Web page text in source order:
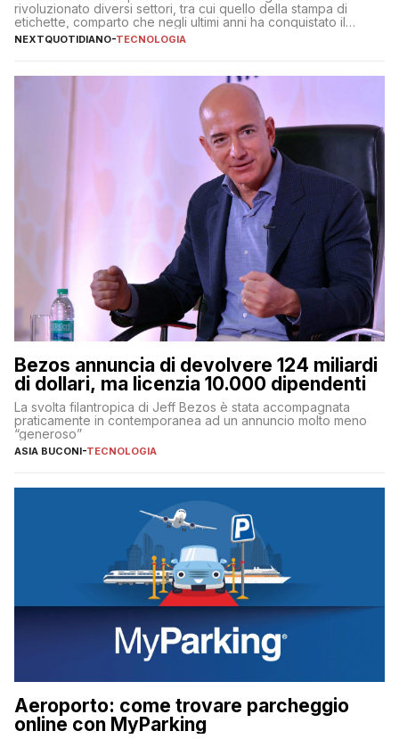
rivoluzionato diversi settori, tra cui quello della stampa di
etichette, comparto che negli ultimi anni ha conquistato il
mercato quasi come un mondo a sé, indipendentemente dagli
altri prodotti stampati. Sono diverse, infatti, le aziende
proposte e […]
NEXTQUOTIDIANO-TECNOLOGIA
Bezos annuncia di devolvere 124 miliardi
di dollari, ma licenzia 10.000 dipendenti
La svolta filantropica di Jeff Bezos è stata accompagnata
praticamente in contemporanea ad un annuncio molto meno
“generoso”
ASIA BUCONI-TECNOLOGIA
Aeroporto: come trovare parcheggio
online con MyParking